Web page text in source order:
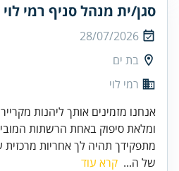
סגן/ית מנהל סניף רמי לוי
28/07/2026
בת ים
רמי לוי
אנחנו מזמינים אותך ליהנות
ומלאת סיפוק באחת הרשתות
מתפקידך תהיה לך אחריות מרכזית
של ה... קרא עוד